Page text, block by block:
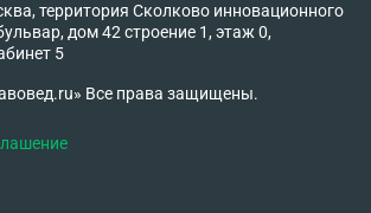
территория Сколково инновационного
дом 42 строение 1, этаж 0,
5
Все права защищены.